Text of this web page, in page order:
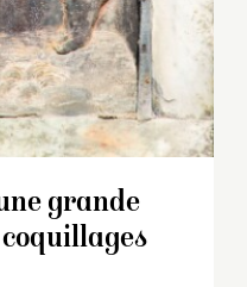
grande